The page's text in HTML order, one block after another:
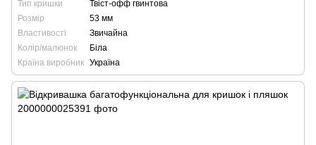
Тип кришки
Твіст-офф гвинтова
Розмір
53 мм
Властивості
Звичайна
Колір/малюнок
Біла
Країна виробник Україна